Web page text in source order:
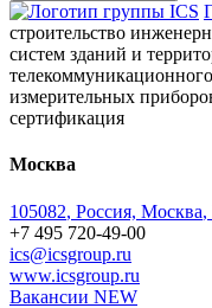
строительство
систем зданий и
измерительных
сертификация
Москва
105082, Россия, Москва,
+7 495 720-49-00
ics@icsgroup.ru
www.icsgroup.ru
Вакансии NEW